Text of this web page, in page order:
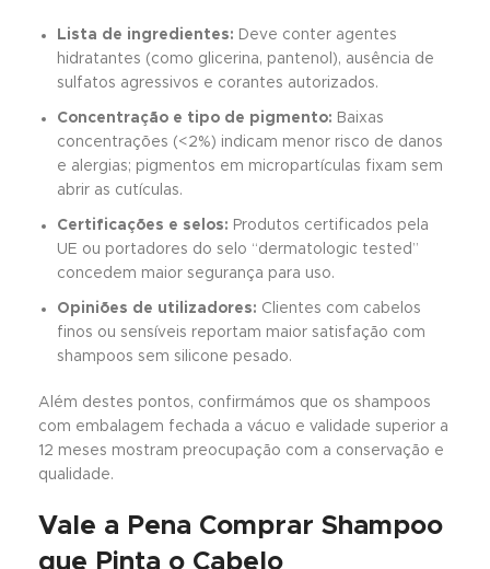
Lista de ingredientes: Deve conter agentes
hidratantes (como glicerina, pantenol), ausência de
sulfatos agressivos e corantes autorizados.
Concentração e tipo de pigmento: Baixas
concentrações (<2%) indicam menor risco de danos
e alergias; pigmentos em micropartículas fixam sem
abrir as cutículas.
Certificações e selos: Produtos certificados pela
UE ou portadores do selo “dermatologic tested”
concedem maior segurança para uso.
Opiniões de utilizadores: Clientes com cabelos
finos ou sensíveis reportam maior satisfação com
shampoos sem silicone pesado.
Além destes pontos, confirmámos que os shampoos
com embalagem fechada a vácuo e validade superior a
12 meses mostram preocupação com a conservação e
qualidade.
Vale a Pena Comprar Shampoo
que Pinta o Cabelo